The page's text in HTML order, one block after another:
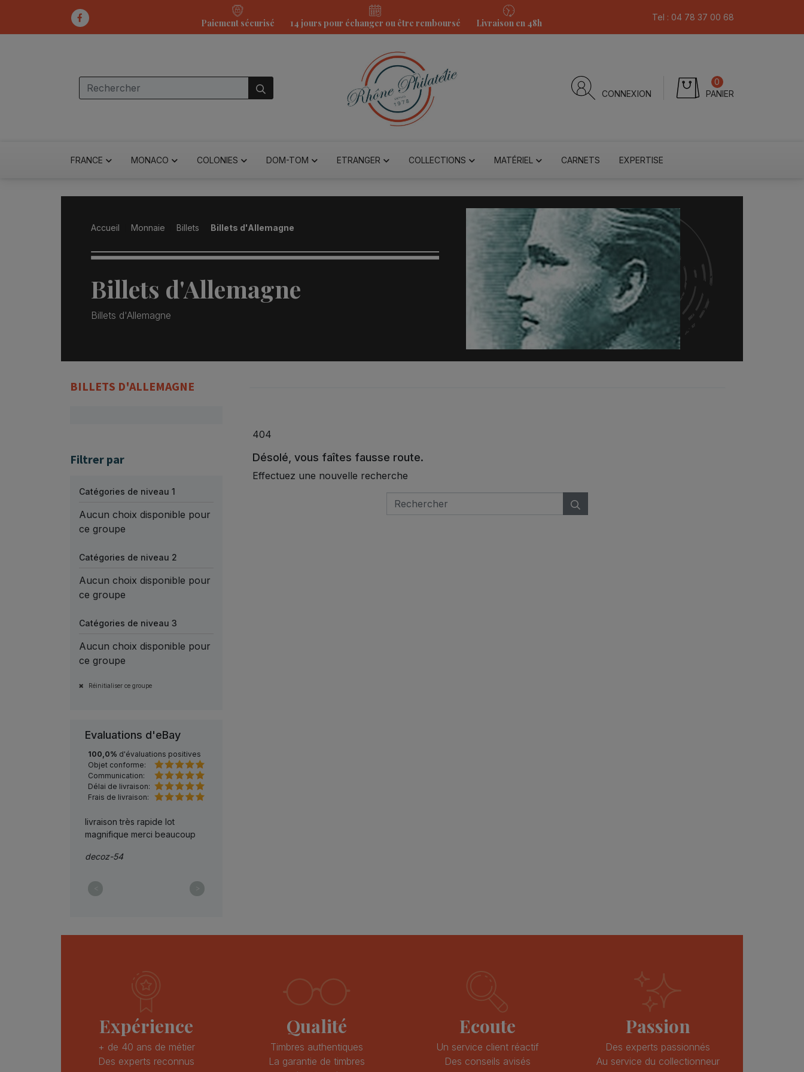
Paiement sécurisé 14 jours pour échanger ou être remboursé Livraison en 48h
Tel : 04 78 37 00 68
CONNEXION PANIER
0
FRANCE MONACO COLONIES DOM-TOM ETRANGER COLLECTIONS MATÉRIEL CARNETS EXPERTISE
Accueil Monnaie Billets Billets d'Allemagne
Billets d'Allemagne
Billets d'Allemagne
BILLETS D'ALLEMAGNE
Filtrer par
Catégories de niveau 1
Aucun choix disponible pour
ce groupe
Catégories de niveau 2
Aucun choix disponible pour
ce groupe
Catégories de niveau 3
Aucun choix disponible pour
ce groupe
Réinitialiser ce groupe
Evaluations d'eBay
100,0% d'évaluations positives
Objet conforme:
Communication:
Délai de livraison:
Frais de livraison:
livraison très rapide lot
magnifique merci beaucoup
decoz-54
< >
404
Désolé, vous faîtes fausse route.
Effectuez une nouvelle recherche
Expérience
+ de 40 ans de métier
Des experts reconnus
Qualité
Timbres authentiques
La garantie de timbres
Ecoute
Un service client réactif
Des conseils avisés
Passion
Des experts passionnés
Au service du collectionneur